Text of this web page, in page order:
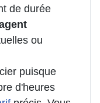
de durée
ou
puisque
d'heures